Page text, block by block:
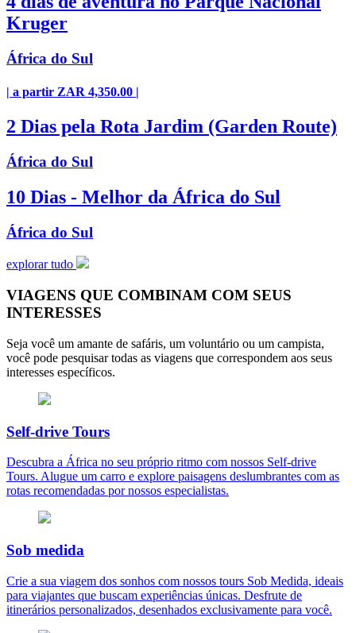
Kruger
África do Sul
| a partir ZAR 4,350.00 |
2 Dias pela Rota Jardim (Garden Route)
África do Sul
10 Dias - Melhor da África do Sul
África do Sul
explorar tudo
VIAGENS QUE COMBINAM COM SEUS
INTERESSES
Seja você um amante de safáris, um voluntário ou um campista,
você pode pesquisar todas as viagens que correspondem aos seus
interesses específicos.
Self-drive Tours
Descubra a África no seu próprio ritmo com nossos Self-drive
Tours. Alugue um carro e explore paisagens deslumbrantes com as
rotas recomendadas por nossos especialistas.
Sob medida
Crie a sua viagem dos sonhos com nossos tours Sob Medida, ideais
para viajantes que buscam experiências únicas. Desfrute de
itinerários personalizados, desenhados exclusivamente para você.